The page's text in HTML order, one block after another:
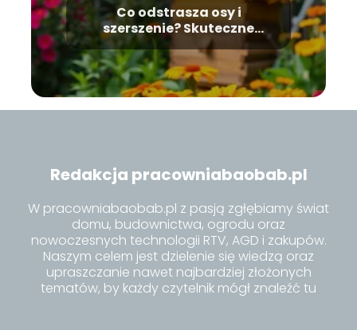
Co odstrasza osy i
szerszenie? Skuteczne
metody na te owady
Redakcja pracowniabaobab.pl
W pracowniabaobab.pl z pasją zgłębiamy świat
domu, budownictwa, ogrodu oraz
nowoczesnych technologii RTV, AGD i zakupów.
Naszym celem jest dzielenie się wiedzą oraz
upraszczanie nawet najbardziej złożonych
tematów, by każdy czytelnik mógł znaleźć tu